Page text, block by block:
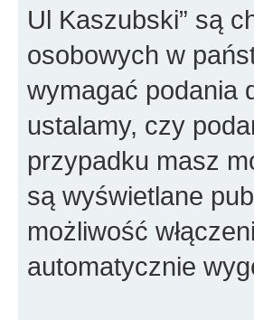
Ul Kaszubski” są
osobowych w
wymagać podania
ustalamy, czy
przypadku masz
są wyświetlane
możliwość
automatycznie